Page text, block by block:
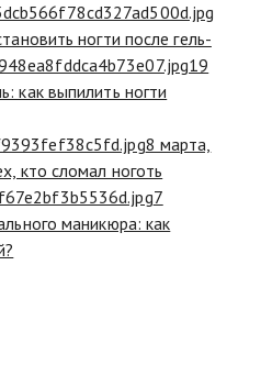
ногти после гель-
19
как выпилить ногти
8 марта,
кто сломал ноготь
7
маникюра: как